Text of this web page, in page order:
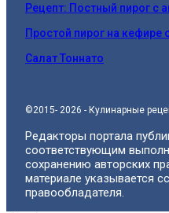
Рецепт: Постный пирог с
Простой пирог на
Салат Тоннато
©2015- 2026 - Кулинарные
Редакторы портала
соответствующим
сохранению авторских
материале указывается
правообладателя.